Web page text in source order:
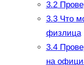
3.2
3.3Что
физлица
3.4
на